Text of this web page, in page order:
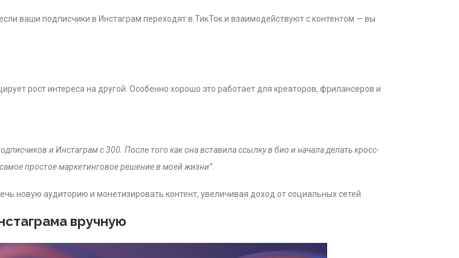
ваши подписчики в Инстаграм переходят в ТикТок и взаимодействуют с контентом — вы
рост интереса на другой. Особенно хорошо это работает для креаторов, фрилансеров и
и Инстаграм с 300. После того как она вставила ссылку в био и начала делать кросс-
простое маркетинговое решение в моей жизни”.
новую аудиторию и монетизировать контент, увеличивая доход от социальных сетей.
вручную